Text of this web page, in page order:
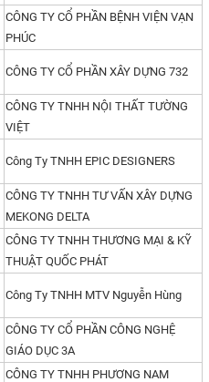
CÔNG TY CỔ PHẦN BỆNH VIỆN VẠN
PHÚC
CÔNG TY CỔ PHẦN XÂY DỰNG 732
CÔNG TY TNHH NỘI THẤT TƯỜNG
VIỆT
Công Ty TNHH EPIC DESIGNERS
CÔNG TY TNHH TƯ VẤN XÂY DỰNG
MEKONG DELTA
CÔNG TY TNHH THƯƠNG MẠI & KỸ
THUẬT QUỐC PHÁT
Công Ty TNHH MTV Nguyễn Hùng
CÔNG TY CỔ PHẦN CÔNG NGHỆ
GIÁO DỤC 3A
CÔNG TY TNHH PHƯƠNG NAM